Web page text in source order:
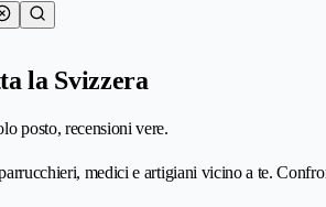
la Svizzera
posto, recensioni vere.
medici e artigiani vicino a te.